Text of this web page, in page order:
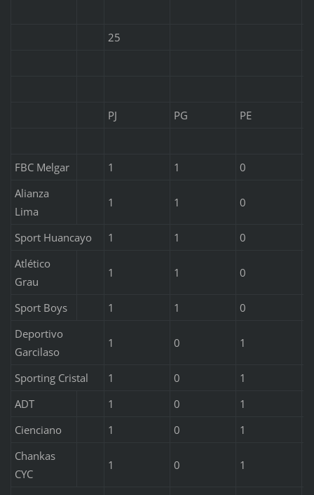
25
PJ PG PE
FBC Melgar 1 1 0
Alianza
Lima
1 1 0
Sport Huancayo 1 1 0
Atlético
Grau
1 1 0
Sport Boys 1 1 0
Deportivo
Garcilaso
1 0 1
Sporting Cristal 1 0 1
ADT
1 0 1
Cienciano
1 0 1
Chankas
CYC
1 0 1